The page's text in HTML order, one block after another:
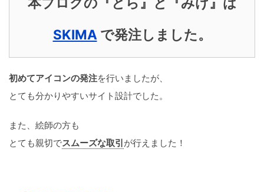
SKIMA で発注しました。
初めてアイコンの発注を行いましたが、
とても分かりやすいサイト設計でした。
また、絵師の方も
とても親切でスムーズな取引 が行えました！